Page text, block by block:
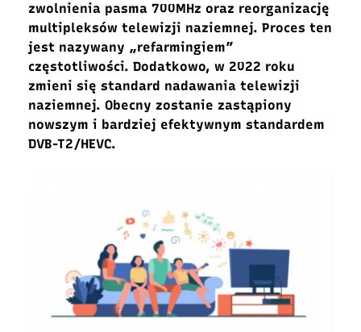
zwolnienia pasma 700MHz oraz reorganizację
multipleksów telewizji naziemnej. Proces ten
jest nazywany „refarmingiem”
częstotliwości. Dodatkowo, w 2022 roku
zmieni się standard nadawania telewizji
naziemnej. Obecny zostanie zastąpiony
nowszym i bardziej efektywnym standardem
DVB-T2/HEVC.